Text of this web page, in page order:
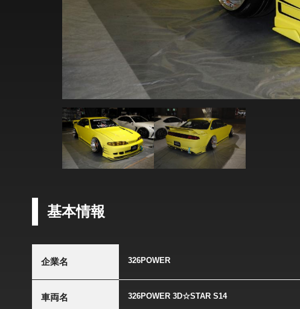
基本情報
企業名 326POWER
車両名 326POWER 3D☆STAR S14